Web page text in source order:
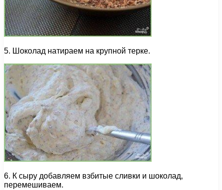
5. Шоколад натираем на крупной терке.
6. К сыру добавляем взбитые сливки и шоколад,
перемешиваем.